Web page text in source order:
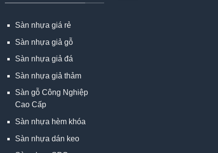
Sàn nhựa giá rẻ
Sàn nhựa giả gỗ
Sàn nhựa giả đá
Sàn nhựa giả thảm
Sàn gỗ Công Nghiệp
Cao Cấp
Sàn nhựa hèm khóa
Sàn nhựa dán keo